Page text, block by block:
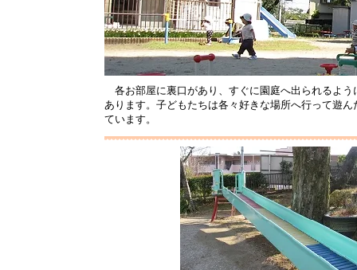
各お部屋に裏口があり、すぐに園庭へ出られるよ
あります。子どもたちは各々好きな場所へ行って遊
ています。